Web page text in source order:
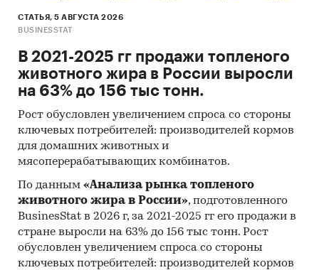
СТАТЬЯ, 5 АВГУСТА 2026
BUSINESSTAT
В 2021-2025 гг продажи топленого
животного жира в России выросли
на 63% до 156 тыс тонн.
Рост обусловлен увеличением спроса со стороны
ключевых потребителей: производителей кормов
для домашних животных и
мясоперерабатывающих комбинатов.
По данным «Анализа рынка топленого
животного жира в России», подготовленного
BusinesStat в 2026 г, за 2021-2025 гг его продажи в
стране выросли на 63% до 156 тыс тонн. Рост
обусловлен увеличением спроса со стороны
ключевых потребителей: производителей кормов